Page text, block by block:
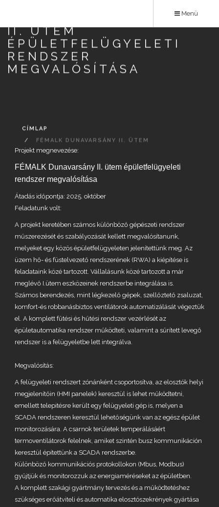
tartalomra
Menü
FÉMALK DUNAVARSÁNY
II. ÜTEM
ÉPÜLETFELÜGYELETI
RENDSZER
MEGVALÓSÍTÁSA
CÍMLAP
FÉMALK DUNAVARSÁNY II. ÜTEM
ÉPÜLETFELÜGYELETI RENDSZER
MEGVALÓSÍTÁSA
Projekt megnevezése:
FÉMALK Dunavarsány II. ütem épületfelügyeleti
rendszer megvalósítása
Átadás időpontja: 2025. október
Feladatunk volt:
A projekt keretében számos különböző gépészeti rendszer
műszerezését és szabályozását kellett megvalósítanunk,
melyeket egy közös épületfelügyeleten jelenítettünk meg. Az
üzem hő- és füstelvezető rendszerének (RWA) a kiépítése is
feladataink közé tartozott. Vállalásunk közé tartozott a már
meglévő I.ütem eszközeinek rendszerbe integrálása is.
Számos berendezés, mint légkezelő gépek, szellőztető zsaluzat,
komfort-és robbanásbiztos ventilátorok automatizálását végeztük
el. A komplett fűtési és hűtési rendszer vezérlését az
épületautomatika rendszer működteti, valamint a sűrített levegő
rendszer is a felügyeletbe lett integrálva.
Megvalósítás:
A felügyeleti rendszert zónánként csoportosítva, az elosztók helyi
megjelenítőin (HMI panelek) keresztül is lehet működtetni,
emellett telepitésre került egy felügyeleti gép is, melyen a
SCADA rendszeren keresztül lehetőségünk van az egész épület
monitorozására. A csarnok területek temperálásáért
termoventilátorok felelnek, amiket szintén busz kommunikáción
keresztül építettünk a SCADA rendszerbe.
Különböző kommunikációs protokollokon (Mbus, Modbus)
gyűjtjük és monitorozzuk az energiaméréseket az épületben.
A komplett szakági gyártmány tervezés és a működtetéshez
szükséges erőátviteli és automatika elosztószekrények gyártása